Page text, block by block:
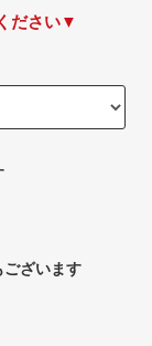
ださい▼
ございます